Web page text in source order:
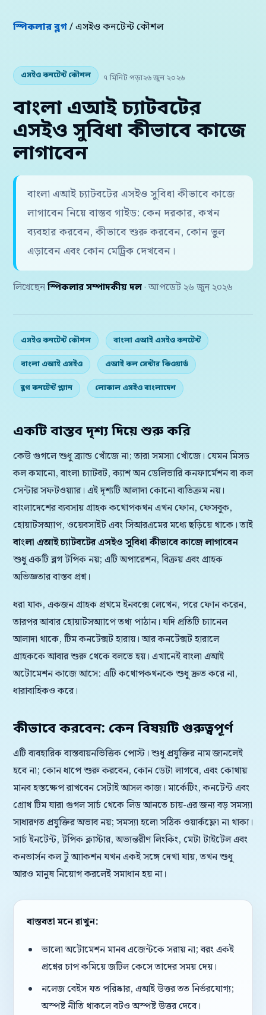
স্পিকলার ব্লগ/ এসইও কনটেন্ট কৌশল
এসইও কনটেন্ট কৌশল ৭ মিনিট পড়া২৬ জুন ২০২৬
বাংলা এআই চ্যাটবটের
এসইও সুবিধা কীভাবে কাজে
লাগাবেন
বাংলা এআই চ্যাটবটের এসইও সুবিধা কীভাবে কাজে
লাগাবেন নিয়ে বাস্তব গাইড: কেন দরকার, কখন
ব্যবহার করবেন, কীভাবে শুরু করবেন, কোন ভুল
এড়াবেন এবং কোন মেট্রিক দেখবেন।
লিখেছেন স্পিকলার সম্পাদকীয় দল · আপডেট ২৬ জুন ২০২৬
এসইও কনটেন্ট কৌশল বাংলা এআই এসইও কনটেন্ট
বাংলা এআই এসইও এআই কল সেন্টার কিওয়ার্ড
ব্লগ কনটেন্ট প্ল্যান লোকাল এসইও বাংলাদেশ
একটি বাস্তব দৃশ্য দিয়ে শুরু করি
কেউ গুগলে শুধু ব্র্যান্ড খোঁজে না; তারা সমস্যা খোঁজে। যেমন মিসড
কল কমানো, বাংলা চ্যাটবট, ক্যাশ অন ডেলিভারি কনফার্মেশন বা কল
সেন্টার সফটওয়্যার। এই দৃশ্যটি আলাদা কোনো ব্যতিক্রম নয়।
বাংলাদেশের ব্যবসায় গ্রাহক কথোপকথন এখন ফোন, ফেসবুক,
হোয়াটসঅ্যাপ, ওয়েবসাইট এবং সিআরএমের মধ্যে ছড়িয়ে থাকে। তাই
বাংলা এআই চ্যাটবটের এসইও সুবিধা কীভাবে কাজে লাগাবেন
শুধু একটি ব্লগ টপিক নয়; এটি অপারেশন, বিক্রয় এবং গ্রাহক
অভিজ্ঞতার বাস্তব প্রশ্ন।
ধরা যাক, একজন গ্রাহক প্রথমে ইনবক্সে লেখেন, পরে ফোন করেন,
তারপর আবার হোয়াটসঅ্যাপে তথ্য পাঠান। যদি প্রতিটি চ্যানেল
আলাদা থাকে, টিম কনটেক্সট হারায়। আর কনটেক্সট হারালে
গ্রাহককে আবার শুরু থেকে বলতে হয়। এখানেই বাংলা এআই
অটোমেশন কাজে আসে: এটি কথোপকথনকে শুধু দ্রুত করে না,
ধারাবাহিকও করে।
কীভাবে করবেন: কেন বিষয়টি গুরুত্বপূর্ণ
এটি ব্যবহারিক বাস্তবায়নভিত্তিক পোস্ট। শুধু প্রযুক্তির নাম জানলেই
হবে না; কোন ধাপে শুরু করবেন, কোন ডেটা লাগবে, এবং কোথায়
মানব হস্তক্ষেপ রাখবেন সেটাই আসল কাজ। মার্কেটিং, কনটেন্ট এবং
গ্রোথ টিম যারা গুগল সার্চ থেকে লিড আনতে চায়-এর জন্য বড় সমস্যা
সাধারণত প্রযুক্তির অভাব নয়; সমস্যা হলো সঠিক ওয়ার্কফ্লো না থাকা।
সার্চ ইনটেন্ট, টপিক ক্লাস্টার, অভ্যন্তরীণ লিংকিং, মেটা টাইটেল এবং
কনভার্সন কল টু অ্যাকশন যখন একই সঙ্গে দেখা যায়, তখন শুধু
আরও মানুষ নিয়োগ করলেই সমাধান হয় না।
বাস্তবতা মনে রাখুন:
ভালো অটোমেশন মানব এজেন্টকে সরায় না; বরং একই
প্রশ্নের চাপ কমিয়ে জটিল কেসে তাদের সময় দেয়।
নলেজ বেইস যত পরিষ্কার, এআই উত্তর তত নির্ভরযোগ্য;
অস্পষ্ট নীতি থাকলে বটও অস্পষ্ট উত্তর দেবে।